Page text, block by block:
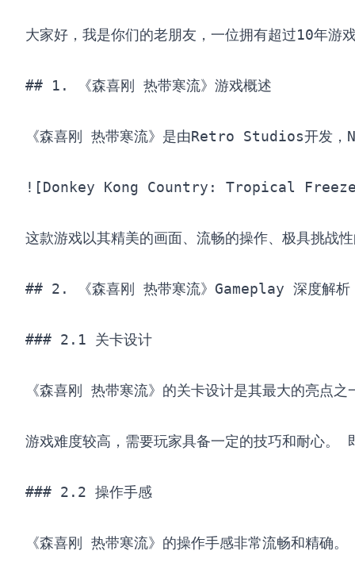
大家好，我是你们的老朋友，一位拥有超过10
## 1. 《森喜刚 热带寒流》游戏概述
《森喜刚 热带寒流》是由Retro Studios开发，
![Donkey Kong Country: Tropical
这款游戏以其精美的画面、流畅的操作、极具挑
## 2. 《森喜刚 热带寒流》Gameplay 深度解析
### 2.1 关卡设计
《森喜刚 热带寒流》的关卡设计是其最大的亮点
游戏难度较高，需要玩家具备一定的技巧和耐心。
### 2.2 操作手感
《森喜刚 热带寒流》的操作手感非常流畅和精确